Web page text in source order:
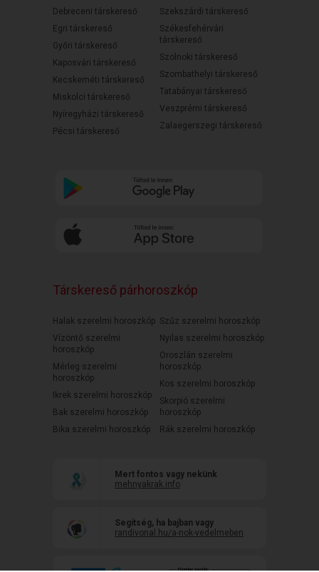
Debreceni társkereső
Egri társkereső
Győri társkereső
Kaposvári társkereső
Kecskeméti társkereső
Miskolci társkereső
Nyíregyházi társkereső
Pécsi társkereső
Szekszárdi társkereső
Székesfehérvári
társkereső
Szolnoki társkereső
Szombathelyi társkereső
Tatabányai társkereső
Veszprémi társkereső
Zalaegerszegi társkereső
Társkereső párhoroszkóp
Halak szerelmi horoszkóp
Vízöntő szerelmi
horoszkóp
Mérleg szerelmi
horoszkóp
Ikrek szerelmi horoszkóp
Bak szerelmi horoszkóp
Bika szerelmi horoszkóp
Szűz szerelmi horoszkóp
Nyilas szerelmi horoszkóp
Oroszlán szerelmi
horoszkóp
Kos szerelmi horoszkóp
Skorpió szerelmi
horoszkóp
Rák szerelmi horoszkóp
Mert fontos vagy nekünk
mehnyakrak.info
Segítség, ha bajban vagy
randivonal.hu/a-nok-vedelmeben